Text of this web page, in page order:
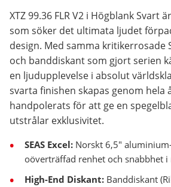
XTZ 99.36 FLR V2 i Högblank Svart
som söker det ultimata ljudet
design. Med samma kritikerrosade
och banddiskant som gjort serien
en ljudupplevelse i absolut
svarta finishen skapas genom hela
handpolerats för att ge en
utstrålar exklusivitet.
SEAS Excel: Norskt 6,5"
oöverträffad renhet och snabbhet
High-End Diskant: Banddiskant